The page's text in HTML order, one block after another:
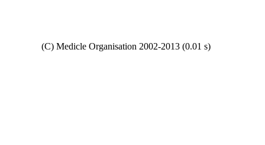
(C) Medicle Organisation 2002-2013 (0.01 s)